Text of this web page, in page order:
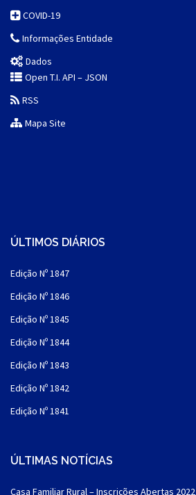
COVID-19
Informações Entidade
Dados
Open T.I. API – JSON
RSS
Mapa Site
ÚLTIMOS DIÁRIOS
Edição Nº 1847
Edição Nº 1846
Edição Nº 1845
Edição Nº 1844
Edição Nº 1843
Edição Nº 1842
Edição Nº 1841
ÚLTIMAS NOTÍCIAS
Casa Familiar Rural – Inscrições Abertas 2022